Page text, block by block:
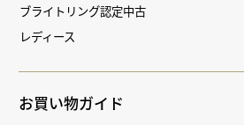
ブライトリング認定中古
レディース
お買い物ガイド